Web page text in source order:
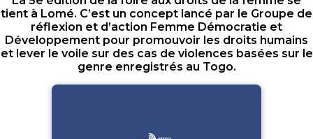
tient à Lomé. C’est un concept lancé par le Groupe de
réflexion et d’action Femme Démocratie et
Développement pour promouvoir les droits humains
et lever le voile sur des cas de violences basées sur le
genre enregistrés au Togo.